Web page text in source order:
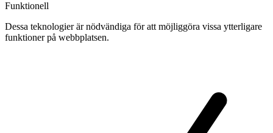
Funktionell
Dessa teknologier är nödvändiga för att möjliggöra vissa ytterligare
funktioner på webbplatsen.